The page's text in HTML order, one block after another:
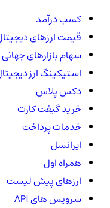
کسب درآمد
قیمت ارزهای دیجیتال
سهام بازارهای جهانی
استیکینگ ارز دیجیتال
دکس پلاس
خرید گیفت کارت
خدمات پرداخت
ایرانسل
همراه اول
ارزهای پیش لیست
سرویس های API